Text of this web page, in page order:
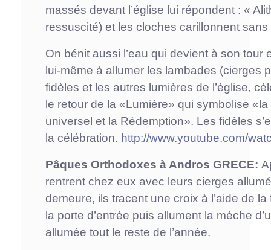
massés devant l’église lui répondent : «
ressuscité) et les cloches carillonnent sans
On bénit aussi l’eau qui devient à son
lui-même à allumer les lambades (cierges
fidèles et les autres lumières de l’église,
le retour de la «Lumière» qui symbolise
universel et la Rédemption». Les fidèles
la célébration. http://www.youtube.com/
Pâques Orthodoxes à Andros GRECE:
rentrent chez eux avec leurs cierges
demeure, ils tracent une croix à l’aide de
la porte d’entrée puis allument la mèche
allumée tout le reste de l’année.